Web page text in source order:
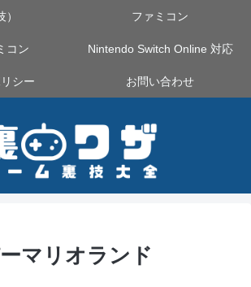
ファミコン
コン Nintendo Switch Online 対応
シー お問い合わせ
マリオランド